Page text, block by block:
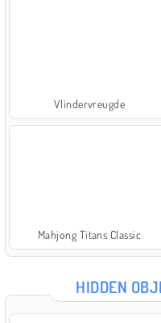
Vlindervreugde
Mahjong Titans Classic
HIDDEN